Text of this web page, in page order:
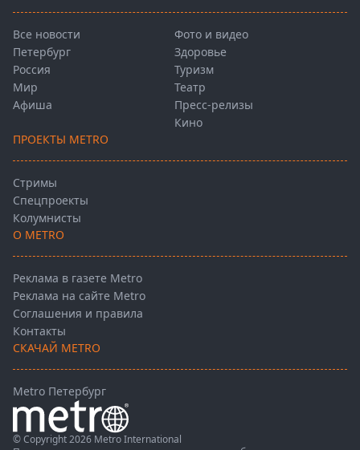
Все новости
Петербург
Россия
Мир
Афиша
Фото и видео
Здоровье
Туризм
Театр
Пресс-релизы
Кино
ПРОЕКТЫ METRO
Стримы
Спецпроекты
Колумнисты
О METRO
Реклама в газете Metro
Реклама на сайте Metro
Соглашения и правила
Контакты
СКАЧАЙ METRO
Metro Петербург
© Copyright 2026 Metro International